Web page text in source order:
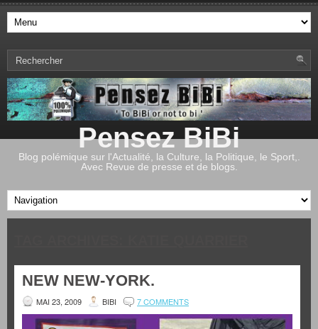
Pensez BiBi
Blog polémique sur l'Actualité, la Culture, la Politique, le Sport,.
Avec Revue de presse et de blogs.
NEW NEW-YORK.
MAI 23, 2009 BIBI 7 COMMENTS